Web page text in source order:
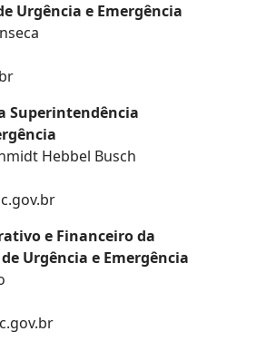
Urgência e Emergência
Superintendência
Hebbel Busch
e Financeiro da
Urgência e Emergência